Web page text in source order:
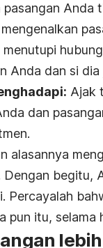
pasangan Anda
menutupi
Anda dan si dia
Ajak
dan
alasannya
Dengan begitu,
Percayalah
pun itu,